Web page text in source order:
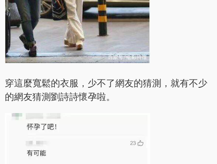
穿這麼寬鬆的衣服，少不了網友的猜測，就有不少
的網友猜測劉詩詩懷孕啦。